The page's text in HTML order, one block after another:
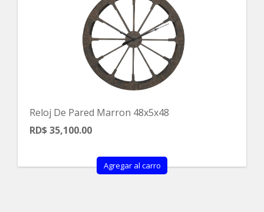
Reloj De Pared Marron 48x5x48
RD$ 35,100.00
Agregar al carro